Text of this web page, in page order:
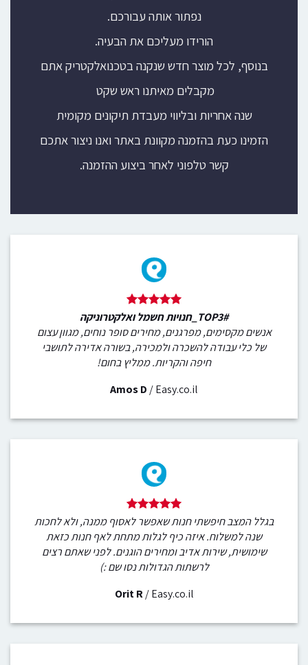
נפתור אותה עבורכם.
הורידו מעליכם את הבעיה.
בנוסף, לכל מוצר חדש שנקנה בטכנואלקטריק אתם
מקבלים מאיתנו ראש שקט
שנה אחריות ובליווי מעבדת תיקונים מקומית
הזמינו כעת בהזמנה מקוונת באתר ואנו ניצור אתכם
קשר טלפוני לאחר ביצוע ההזמנה.
#TOP3_חנויות חשמל ואלקטרוניקה
אנשים מקסימים, מפרגנים, מחירים סופר נוחים, מגוון עצום
של כלי עבודה להשכרה ולמכירה, בשורה אדירה לתושבי
חיפה והקריות. ממליץ בחום!
Amos D /Easy.co.il
בגלל המצב חיפשתי חנות שאפשר לאסוף ממנה, ולא לחכות
שנה למשלוח. איזה כיף לגלות מתחת לאף חנות כזאת
שימושית, שירות אדיב ומחירים הוגנים. לפני שאתם רצים
לרשתות הגדולות נסו שם :)
Orit R /Easy.co.il